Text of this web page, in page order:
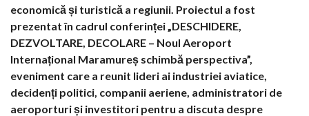
economică și turistică a regiunii. Proiectul a fost
prezentat în cadrul conferinței „DESCHIDERE,
DEZVOLTARE, DECOLARE – Noul Aeroport
Internațional Maramureș schimbă perspectiva”,
eveniment care a reunit lideri ai industriei aviatice,
decidenți politici, companii aeriene, administratori de
aeroporturi și investitori pentru a discuta despre